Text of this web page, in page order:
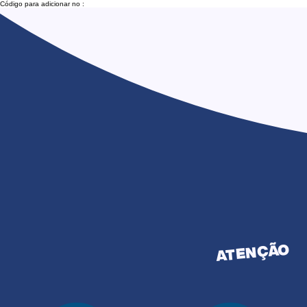
Código para adicionar no :
ATENÇÃO